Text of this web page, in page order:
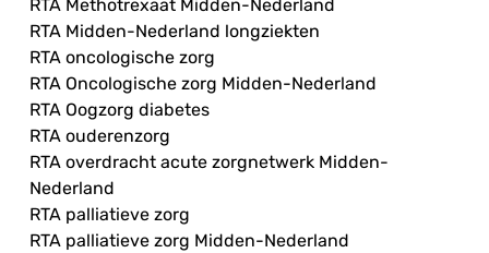
RTA Methotrexaat Midden-Nederland
RTA Midden-Nederland longziekten
RTA oncologische zorg
RTA Oncologische zorg Midden-Nederland
RTA Oogzorg diabetes
RTA ouderenzorg
RTA overdracht acute zorgnetwerk Midden-
Nederland
RTA palliatieve zorg
RTA palliatieve zorg Midden-Nederland